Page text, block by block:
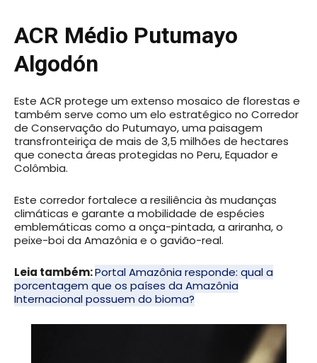
ACR Médio Putumayo
Algodón
Este ACR protege um extenso mosaico de florestas e
também serve como um elo estratégico no Corredor
de Conservação do Putumayo, uma paisagem
transfronteiriça de mais de 3,5 milhões de hectares
que conecta áreas protegidas no Peru, Equador e
Colômbia.
Este corredor fortalece a resiliência às mudanças
climáticas e garante a mobilidade de espécies
emblemáticas como a onça-pintada, a ariranha, o
peixe-boi da Amazônia e o gavião-real.
Leia também:Portal Amazônia responde: qual a
porcentagem que os países da Amazônia
Internacional possuem do bioma?